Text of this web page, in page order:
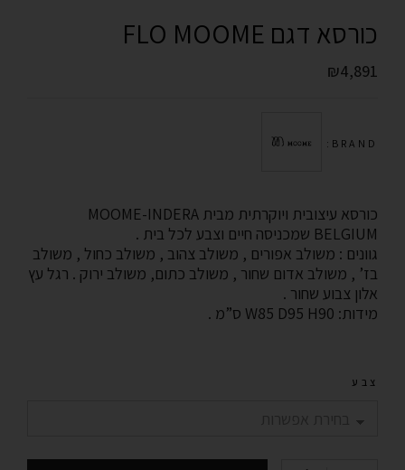
כורסא דגם FLO MOOME
₪4,891
BRAND:
כורסא עיצובית ויוקרתית מבית MOOME-INDERA
BELGIUM שמכניסה חיים וצבע לכל בית .
גוונים : משולב אפורים , משולב צהוב , משולב כחול , משולב
בז’ , משולב אדום שחור , משולב כתום, משולב ירוק . רגל עץ
אלון צבוע שחור .
מידות: W85 D95 H90 ס”מ .
צבע